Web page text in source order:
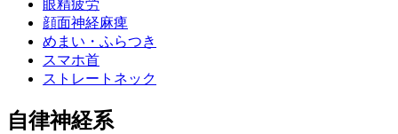
眼精疲労
顔面神経麻痺
めまい・ふらつき
スマホ首
ストレートネック
自律神経系